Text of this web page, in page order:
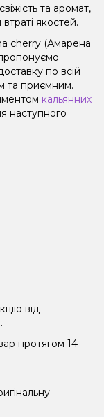
та аромат,
якостей.
cherry (Амарена
по всій
та приємним.
кальянних
наступного
від
протягом 14